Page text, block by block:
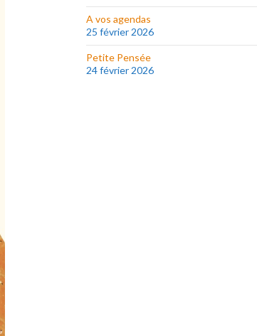
A vos agendas
25 février 2026
Petite Pensée
24 février 2026